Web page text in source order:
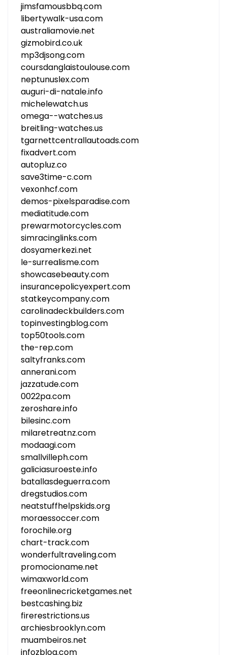
jimsfamousbbq.com
libertywalk-usa.com
australiamovie.net
gizmobird.co.uk
mp3djsong.com
coursdanglaistoulouse.com
neptunuslex.com
auguri-di-natale.info
michelewatch.us
omega--watches.us
breitling-watches.us
tgarnettcentrallautoads.com
fixadvert.com
autopluz.co
save3time-c.com
vexonhcf.com
demos-pixelsparadise.com
mediatitude.com
prewarmotorcycles.com
simracinglinks.com
dosyamerkezi.net
le-surrealisme.com
showcasebeauty.com
insurancepolicyexpert.com
statkeycompany.com
carolinadeckbuilders.com
topinvestingblog.com
top50tools.com
the-rep.com
saltyfranks.com
annerani.com
jazzatude.com
0022pa.com
zeroshare.info
bilesinc.com
milaretreatnz.com
modaagi.com
smallvilleph.com
galiciasuroeste.info
batallasdeguerra.com
dregstudios.com
neatstuffhelpskids.org
moraessoccer.com
forochile.org
chart-track.com
wonderfultraveling.com
promocioname.net
wimaxworld.com
freeonlinecricketgames.net
bestcashing.biz
firerestrictions.us
archiesbrooklyn.com
muambeiros.net
infozblog.com